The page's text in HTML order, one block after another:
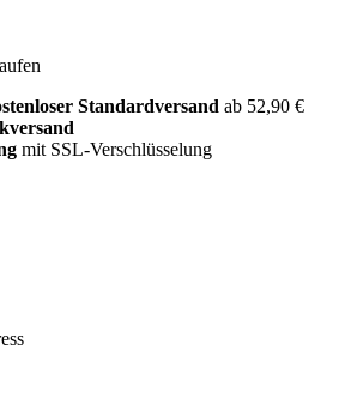
Standardversand ab 52,90 €
mit SSL-Verschlüsselung